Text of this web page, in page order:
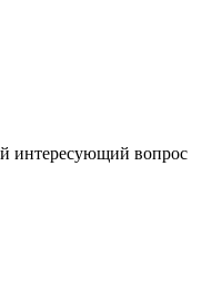
интересующий вопрос